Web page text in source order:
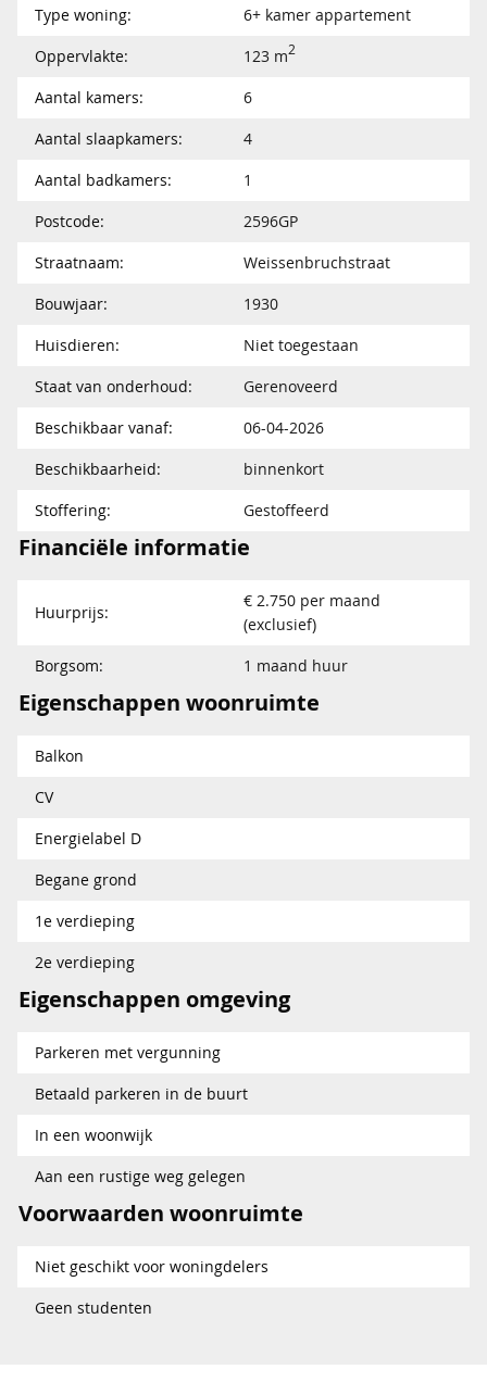
Type woning:
6+ kamer appartement
Oppervlakte:
123 m2
Aantal kamers:
6
Aantal slaapkamers:
4
Aantal badkamers:
1
Postcode:
2596GP
Straatnaam:
Weissenbruchstraat
Bouwjaar:
1930
Huisdieren:
Niet toegestaan
Staat van onderhoud:
Gerenoveerd
Beschikbaar vanaf:
06-04-2026
Beschikbaarheid:
binnenkort
Stoffering:
Gestoffeerd
Financiële informatie
Huurprijs:
€ 2.750 per maand
(exclusief)
Borgsom:
1 maand huur
Eigenschappen woonruimte
Balkon
CV
Energielabel D
Begane grond
1e verdieping
2e verdieping
Eigenschappen omgeving
Parkeren met vergunning
Betaald parkeren in de buurt
In een woonwijk
Aan een rustige weg gelegen
Voorwaarden woonruimte
Niet geschikt voor woningdelers
Geen studenten